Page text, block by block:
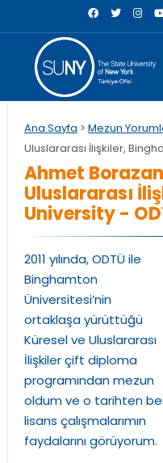
Ana Sayfa > Mezun
Uluslararası İlişkiler,
Ahmet
Uluslararası
University -
2011 yılında, ODTÜ ile
Binghamton
Üniversitesi’nin
ortaklaşa yürüttüğü
Küresel ve Uluslararası
İlişkiler çift diploma
programından mezun
oldum ve o tarihten
lisans çalışmalarımın
faydalarını görüyorum.